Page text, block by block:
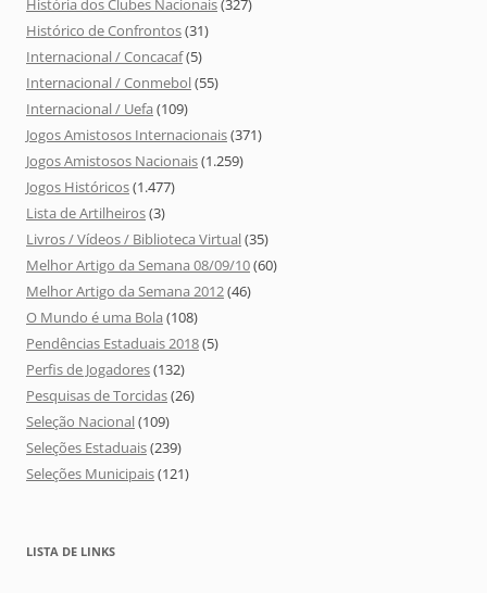
História dos Clubes Nacionais(327)
Histórico de Confrontos(31)
Internacional / Concacaf(5)
Internacional / Conmebol(55)
Internacional / Uefa (109)
Jogos Amistosos Internacionais(371)
Jogos Amistosos Nacionais(1.259)
Jogos Históricos(1.477)
Lista de Artilheiros(3)
Livros / Vídeos / Biblioteca Virtual(35)
Melhor Artigo da Semana 08/09/10(60)
Melhor Artigo da Semana 2012(46)
O Mundo é uma Bola (108)
Pendências Estaduais 2018(5)
Perfis de Jogadores(132)
Pesquisas de Torcidas(26)
Seleção Nacional(109)
Seleções Estaduais(239)
Seleções Municipais(121)
LISTA DE LINKS